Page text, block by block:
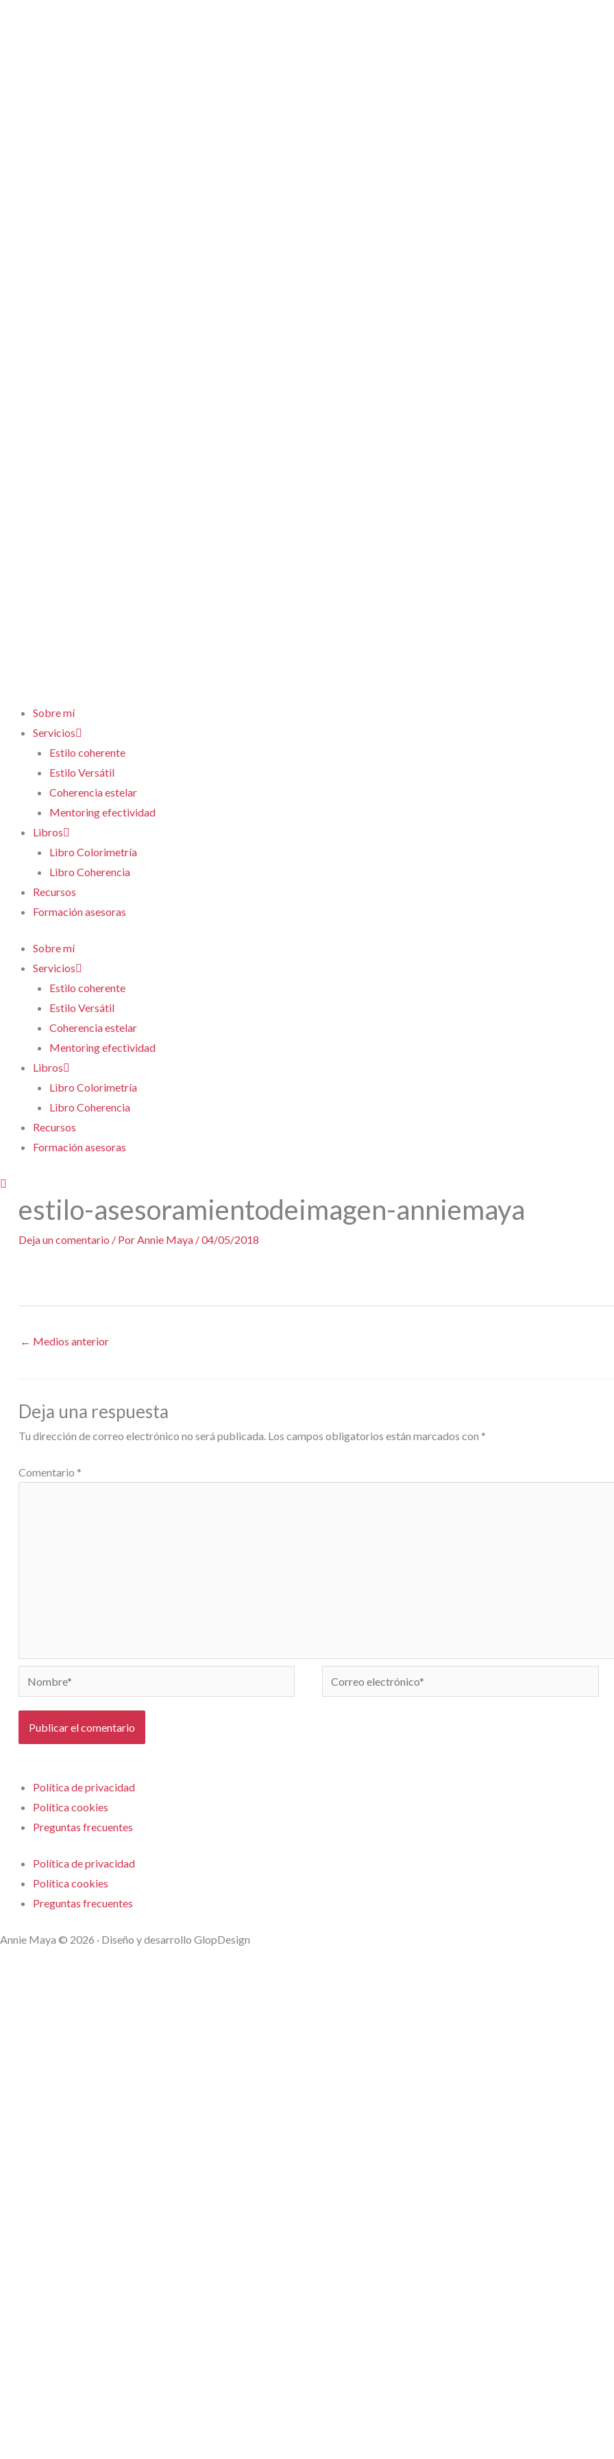
Sobre mí
Servicios
Estilo coherente
Estilo Versátil
Coherencia estelar
Mentoring efectividad
Libros
Libro Colorimetría
Libro Coherencia
Recursos
Formación asesoras
Sobre mí
Servicios
Estilo coherente
Estilo Versátil
Coherencia estelar
Mentoring efectividad
Libros
Libro Colorimetría
Libro Coherencia
Recursos
Formación asesoras
estilo-asesoramientodeimagen-anniemaya
Deja un comentario / PorAnnie Maya /04/05/2018
← Medios anterior
Deja una respuesta
Tu dirección de correo electrónico no será publicada. Los campos obligatorios están marcados con *
Comentario *
Nombre*
Correo
electrónico*
Política de privacidad
Política cookies
Preguntas frecuentes
Política de privacidad
Política cookies
Preguntas frecuentes
Annie Maya © 2026 · Diseño y desarrollo GlopDesign